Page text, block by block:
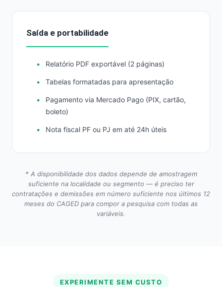
Saída e portabilidade
Relatório PDF exportável (2 páginas)
Tabelas formatadas para apresentação
Pagamento via Mercado Pago (PIX, cartão,
boleto)
Nota fiscal PF ou PJ em até 24h úteis
* A disponibilidade dos dados depende de amostragem
suficiente na localidade ou segmento — é preciso ter
contratações e demissões em número suficiente nos últimos 12
meses do CAGED para compor a pesquisa com todas as
variáveis.
EXPERIMENTE SEM CUSTO